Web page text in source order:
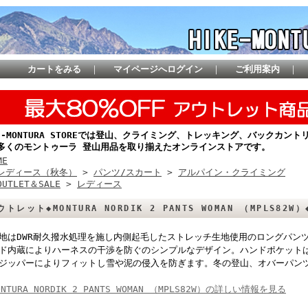
カートをみる ｜ マイページへログイン ｜ ご利用案内 ｜
MONTURA STOREでは登山、クライミング、トレッキング、バックカント
くのモントゥーラ 登山用品を取り揃えたオンラインストアです。
ディース（秋冬）
> パンツ/スカート > アルパイン・クライミング
＆SALE > レディース
トレット◆MONTURA NORDIK 2 PANTS WOMAN （MPLS82W）
はDWR耐久撥水処理を施し内側起毛したストレッチ生地使用のロングパン
内蔵によりハーネスの干渉を防ぐのシンプルなデザイン。ハンドポケット
ッパーによりフィットし雪や泥の侵入を防ぎます。冬の登山、オバーパン
NORDIK 2 PANTS WOMAN （MPLS82W）の詳しい情報を見る